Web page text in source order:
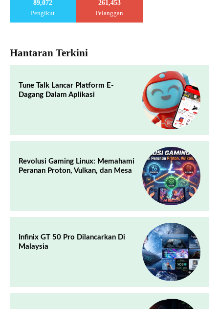
89,072
Pengikut
261,453
Pelanggan
Hantaran Terkini
Tune Talk Lancar Platform E-
Dagang Dalam Aplikasi
Revolusi Gaming Linux: Memahami
Peranan Proton, Vulkan, dan Mesa
Infinix GT 50 Pro Dilancarkan Di
Malaysia